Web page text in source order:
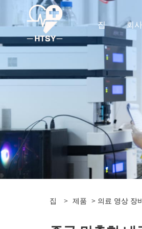
집 회
집 > 제품 > 의료 영상 장